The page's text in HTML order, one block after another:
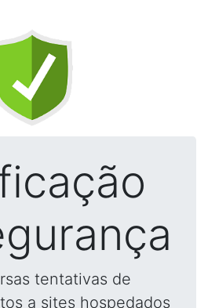
tentativas de
a sites hospedados